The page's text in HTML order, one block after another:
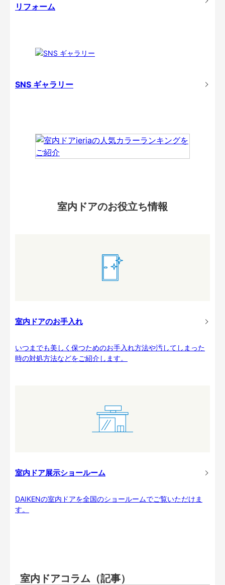
リフォーム
SNS ギャラリー
室内ドアのお役立ち情報
室内ドアのお手入れ
いつまでも美しく保つためのお手入れ方法や汚してしまった
時の対処方法などをご紹介します。
室内ドア展示ショールーム
DAIKENの室内ドアを全国のショールームでご覧いただけま
す。
室内ドアコラム（記事）